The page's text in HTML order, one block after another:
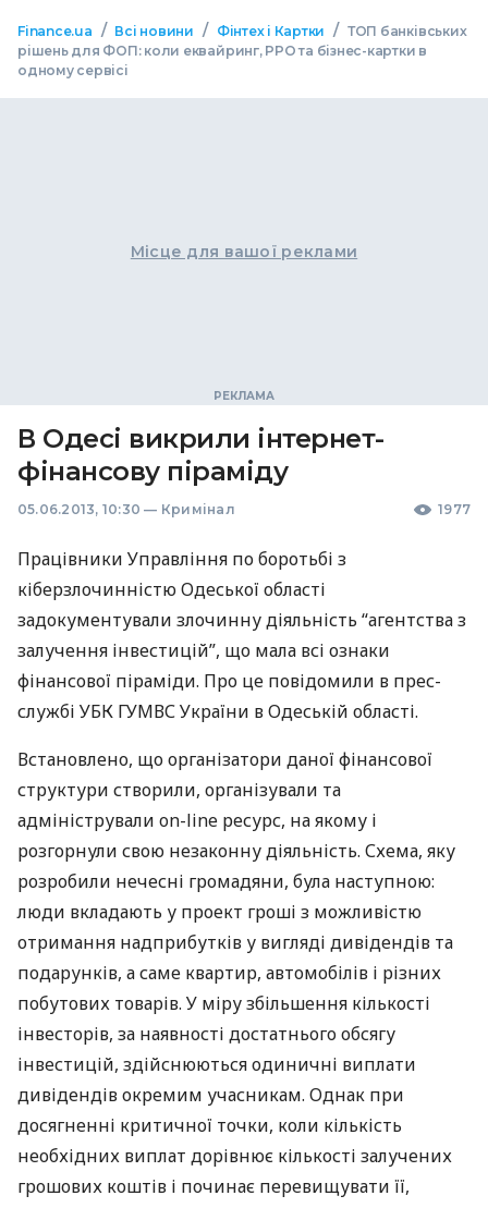
Finance.ua / Всі новини / Фінтех і Картки / ТОП банківських
рішень для ФОП: коли еквайринг, РРО та бізнес-картки в
одному сервісі
Місце для вашої реклами
В Одесі викрили інтернет-
фінансову піраміду
05.06.2013, 10:30 — Кримінал 1977
Працівники Управління по боротьбі з
кіберзлочинністю Одеської області
задокументували злочинну діяльність “агентства з
залучення інвестицій”, що мала всі ознаки
фінансової піраміди. Про це повідомили в прес-
службі УБК ГУМВСУкраїни в Одеській області.
Встановлено, що організатори даної фінансової
структури створили, організували та
адміністрували on-line ресурс, на якому і
розгорнули свою незаконну діяльність. Схема, яку
розробили нечесні громадяни, була наступною:
люди вкладають у проект гроші з можливістю
отримання надприбутків у вигляді дивідендів та
подарунків, а саме квартир, автомобілів і різних
побутових товарів. У міру збільшення кількості
інвесторів, за наявності достатнього обсягу
інвестицій, здійснюються одиничні виплати
дивідендів окремим учасникам. Однак при
досягненні критичної точки, коли кількість
необхідних виплат дорівнює кількості залучених
грошових коштів і починає перевищувати її,